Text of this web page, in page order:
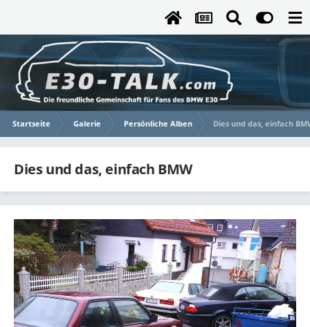
Startseite Galerie Persönliche Alben Dies und das, einfach
Dies und das, einfach BMW